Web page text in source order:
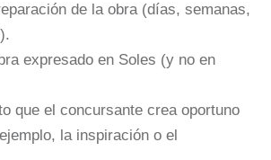
de la obra (días, semanas,
expresado en Soles (y no en
que el concursante crea oportuno
la inspiración o el